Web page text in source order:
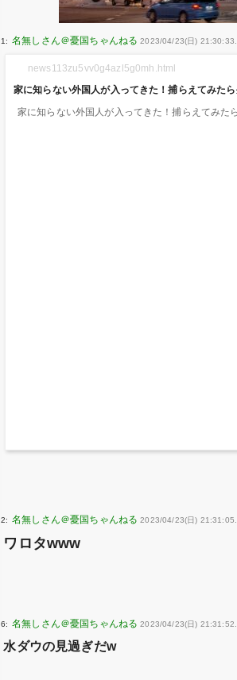
1: 2023/04/23(日)
news113zu5vv0g4azl5g0mh.html
家に知らない外国人が入ってきた！捕らえてみた
家に知らない外国人が入ってきた！捕らえてみた
2: 2023/04/23(日)
ワロタwww
6: 2023/04/23(日)
水ダウの見過ぎだw